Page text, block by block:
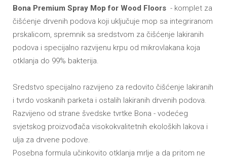
Bona Premium Spray Mop for Wood Floors - komplet za
čišćenje drvenih podova koji uključuje mop sa integriranom
prskalicom, spremnik sa sredstvom za čišćenje lakiranih
podova i specijalno razvijenu krpu od mikrovlakana koja
otklanja do 99% bakterija.
Sredstvo specijalno razvijeno za redovito čišćenje lakiranih
i tvrdo voskanih parketa i ostalih lakiranih drvenih podova.
Razvijeno od strane švedske tvrtke Bona - vodećeg
svjetskog proizvođača visokokvalitetnih ekoloških lakova i
ulja za drvene podove.
Posebna formula učinkovito otklanja mrlje a da pritom ne